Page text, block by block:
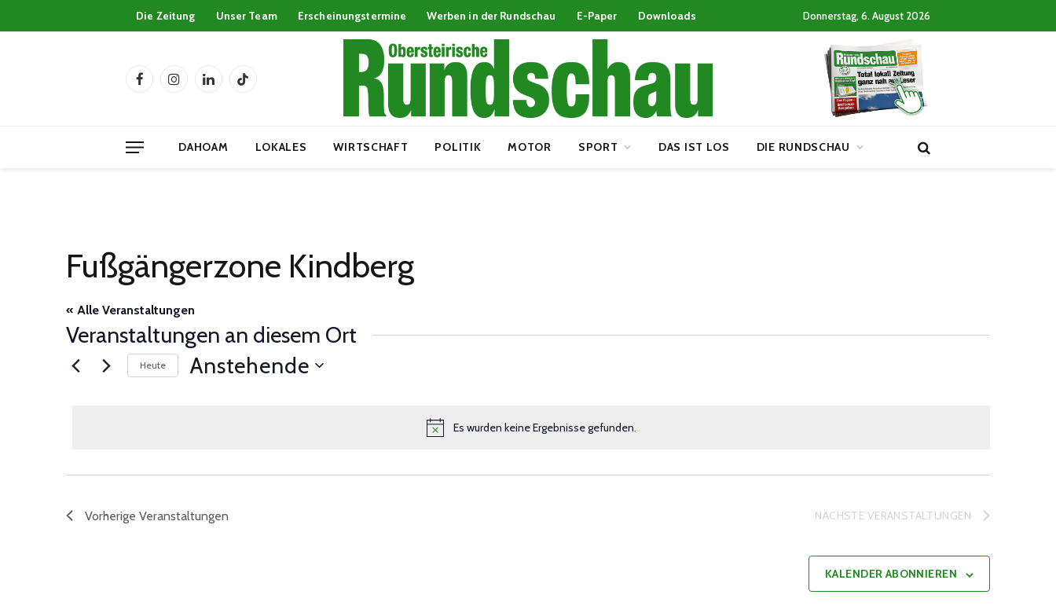
Die Zeitung Unser Team Erscheinungstermine Werben in der Rundschau E-Paper Downloads Donnerstag, 6. August 2026
FacebookInstagramLinkedInTikTok
DAHOAM LOKALES WIRTSCHAFT POLITIK MOTOR SPORT DAS IST LOS DIE RUNDSCHAU
Fußgängerzone Kindberg
« Alle Veranstaltungen
Veranstaltungen an diesem Ort
Notice
Es wurden keine Ergebnisse gefunden.
Heute Anstehende
Vorherige Veranstaltungen NÄCHSTE VERANSTALTUNGEN
KALENDER ABONNIEREN